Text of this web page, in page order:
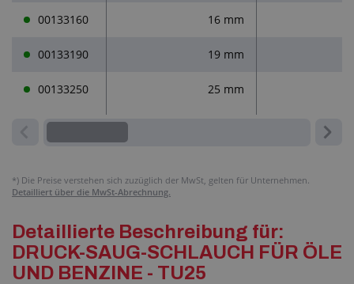
00133160 16 mm
00133190 19 mm
00133250 25 mm
*) Die Preise verstehen sich zuzüglich der MwSt, gelten für Unternehmen.
Detailliert über die MwSt-Abrechnung.
Detaillierte Beschreibung für:
DRUCK-SAUG-SCHLAUCH FÜR ÖLE
UND BENZINE - TU25